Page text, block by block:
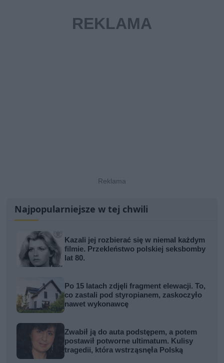
Najpopularniejsze w tej chwili
Kazali jej rozbierać się w niemal każdym
filmie. Przekleństwo polskiej seksbomby
lat 80.
Po 15 latach zdjęli fragment elewacji. To,
co zastali pod styropianem, zaskoczyło
nawet wykonawcę
Zwabił ją do auta podstępem, a potem
postawił potworne ultimatum. Kulisy
tragedii, która wstrząsnęła Polską